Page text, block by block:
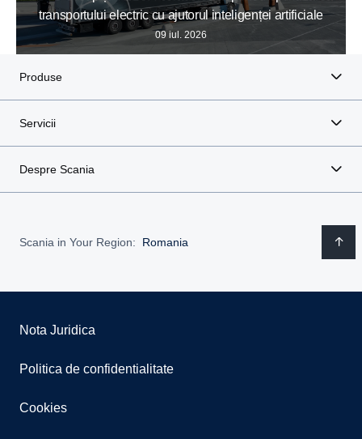
transportului electric cu ajutorul inteligenței artificiale
09 iul. 2026
Produse
Servicii
Despre Scania
Scania in Your Region: Romania
Nota Juridica
Politica de confidentialitate
Cookies